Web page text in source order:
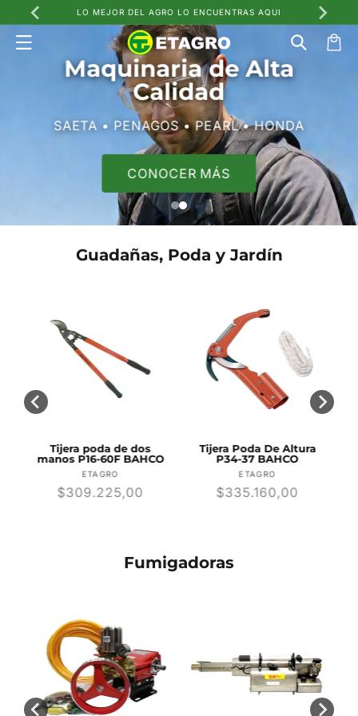
directamente
al contenido
LO MEJOR DEL AGRO LO ENCUENTRAS AQUI
Carrito
Maquinaria de Alta
Calidad
SAETA • PENAGOS • PEARL • HONDA
CONOCER MÁS
Guadañas, Poda y Jardín
Tijera poda de dos
manos P16-60F BAHCO
Proveedor:
ETAGRO
Precio
$309.225,00
Tijera Poda De Altura
P34-37 BAHCO
Proveedor:
ETAGRO
Precio
$335.160,00
Fumigadoras